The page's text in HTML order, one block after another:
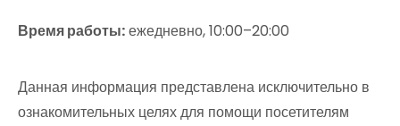
Время работы:ежедневно, 10:00–20:00
Данная информация представлена исключительно в
ознакомительных целях для помощи посетителям